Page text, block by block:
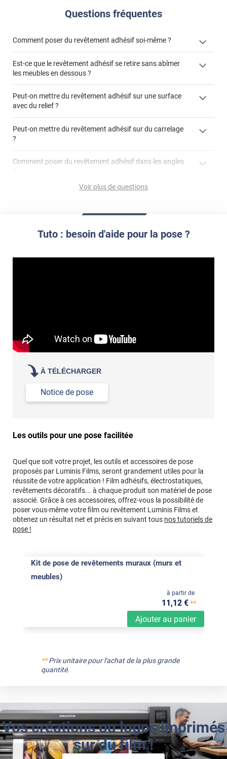
Questions fréquentes
Comment poser du revêtement adhésif soi-même ?
« Comment poser un revêtement adhésif ? »
Est-ce que le revêtement adhésif se retire sans abîmer
les meubles en dessous ?
colle
et la colle. Vous retirez beaucoup plus facilement le
Peut-on mettre du revêtement adhésif sur une surface
avec du relief ?
Peut-on mettre du revêtement adhésif sur du carrelage
?
Comment poser du revêtement adhésif dans les angles
Voir plus de questions
Tuto : besoin d'aide pour la pose ?
À TÉLÉCHARGER
Notice de pose
Les outils pour une pose facilitée
Quel que soit votre projet, les outils et accessoires de pose
proposés par Luminis Films, seront grandement utiles pour la
réussite de votre application ! Film adhésifs, électrostatiques,
revêtements décoratifs... à chaque produit son matériel de pose
associé. Grâce à ces accessoires, offrez-vous la possibilité de
poser vous-même votre film ou revêtement Luminis Films et
obtenez un résultat net et précis en suivant tous nos tutoriels de
pose !
Kit de pose de revêtements muraux (murs et
meubles)
Ajouter au panier
à partir de
11,12 €**
**Prix unitaire pour l'achat de la plus grande
quantité.
Vos créations ou logos imprimés
sur du film !